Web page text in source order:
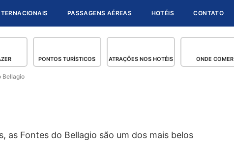
PASSAGENS AÉREAS HOTÉIS CONTATO
PONTOS TURÍSTICOS ATRAÇÕES NOS HOTÉIS ONDE COMER
Bellagio
as Fontes do Bellagio são um dos mais belos